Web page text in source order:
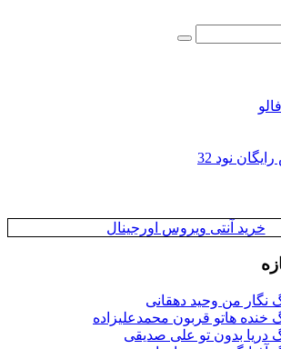
نود 32
خرید آنتی ویروس اورجینال
نگار من وحید دهقانی
خنده هاتو قربون محمدعلیزاده
دریا بدون تو علی صدیقی